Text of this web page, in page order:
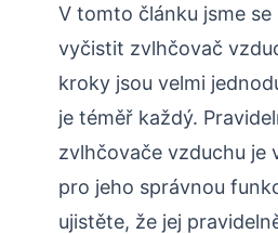
V tomto článku jsme se
vyčistit zvlhčovač
kroky jsou velmi
je téměř každý.
zvlhčovače vzduchu je
pro jeho správnou
ujistěte, že jej